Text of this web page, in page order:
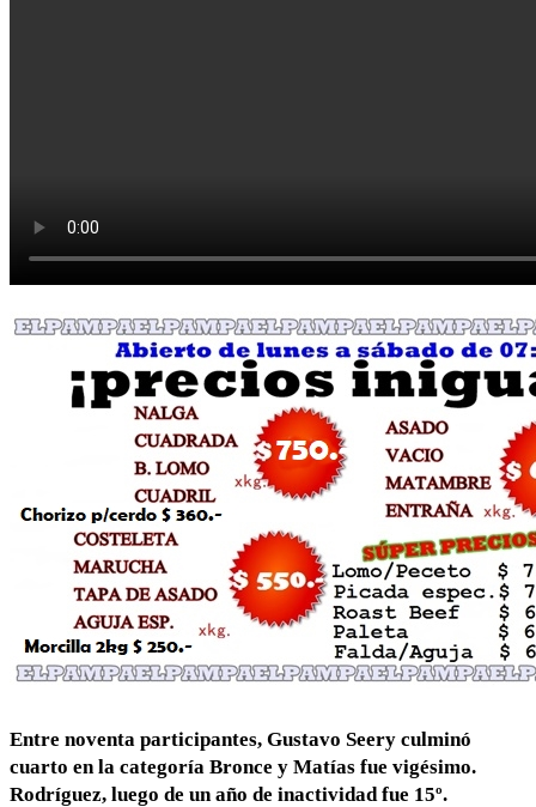
Entre noventa participantes, Gustavo Seery culminó
cuarto en la categoría Bronce y Matías fue vigésimo.
Rodríguez, luego de un año de inactividad fue 15º.